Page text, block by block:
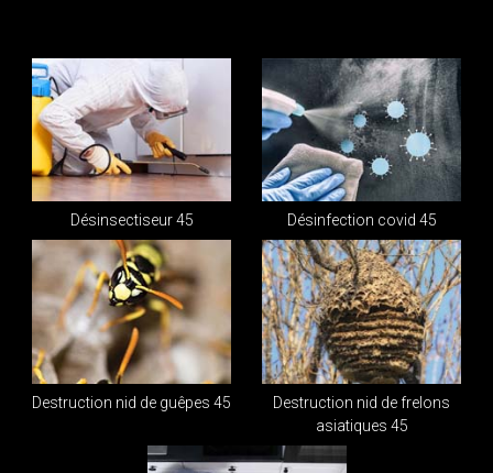
Désinsectiseur 45 Désinfection covid 45
Destruction nid de guêpes 45
Destruction nid de frelons
asiatiques 45